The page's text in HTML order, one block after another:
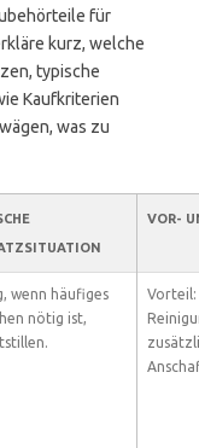
für
kurz, welche
typische
Kaufkriterien
was zu
VOR-
wenn häufiges
nötig ist,
Vorteil: